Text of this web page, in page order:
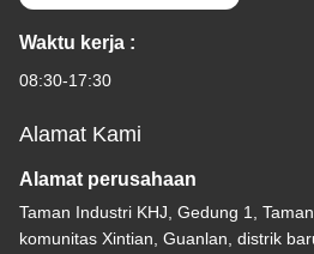
Waktu kerja :
08:30-17:30
Alamat Kami
Alamat perusahaan
Taman Industri KHJ, Gedung 1,
komunitas Xintian, Guanlan, distrik